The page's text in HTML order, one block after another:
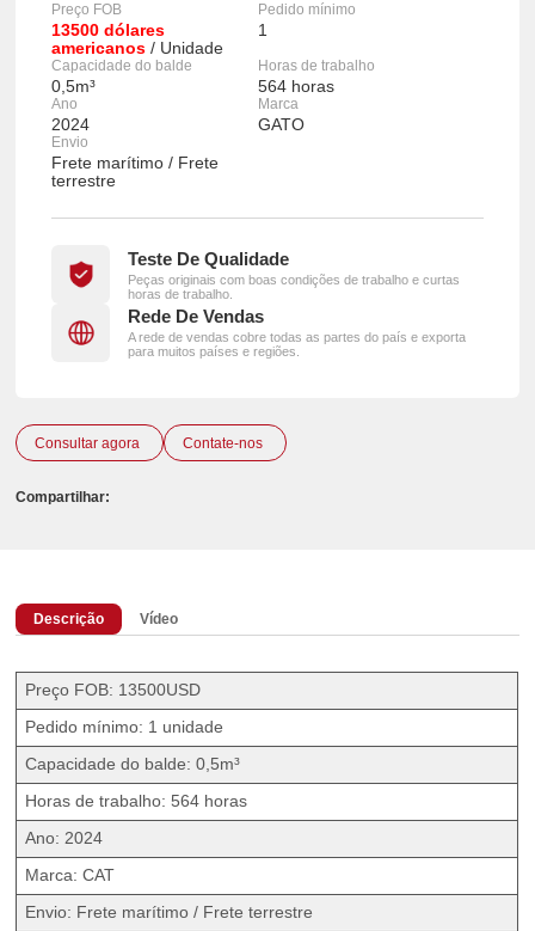
Preço FOB
13500 dólares
americanos / Unidade
Pedido mínimo
1
Capacidade do balde
0,5m³
Horas de trabalho
564 horas
Ano
2024
Marca
GATO
Envio
Frete marítimo / Frete
terrestre
Teste De Qualidade
Peças originais com boas condições de trabalho e curtas
horas de trabalho.
Rede De Vendas
A rede de vendas cobre todas as partes do país e exporta
para muitos países e regiões.
Consultar agora Contate-nos
Compartilhar:
Descrição Vídeo
Preço FOB: 13500USD
Pedido mínimo: 1 unidade
Capacidade do balde: 0,5m³
Horas de trabalho: 564 horas
Ano: 2024
Marca: CAT
Envio: Frete marítimo / Frete terrestre